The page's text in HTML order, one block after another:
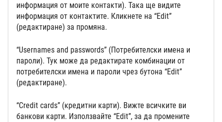
информация от моите контакти). Така ще видите
информация от контактите. Кликнете на “Edit”
(редактиране) за промяна.
“Usernames and passwords” (Потребителски имена и
пароли). Тук може да редактирате комбинации от
потребителски имена и пароли чрез бутона “Edit”
(редактиране).
“Credit cards” (кредитни карти). Вижте всичките ви
банкови карти. Използвайте “Edit”, за да промените